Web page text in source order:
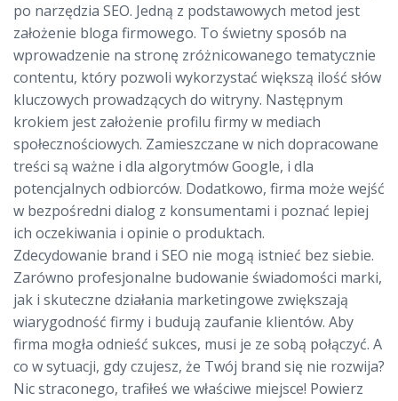
po narzędzia SEO. Jedną z podstawowych metod jest
założenie bloga firmowego. To świetny sposób na
wprowadzenie na stronę zróżnicowanego tematycznie
contentu, który pozwoli wykorzystać większą ilość słów
kluczowych prowadzących do witryny. Następnym
krokiem jest założenie profilu firmy w mediach
społecznościowych. Zamieszczane w nich dopracowane
treści są ważne i dla algorytmów Google, i dla
potencjalnych odbiorców. Dodatkowo, firma może wejść
w bezpośredni dialog z konsumentami i poznać lepiej
ich oczekiwania i opinie o produktach.
Zdecydowanie brand i SEO nie mogą istnieć bez siebie.
Zarówno profesjonalne budowanie świadomości marki,
jak i skuteczne działania marketingowe zwiększają
wiarygodność firmy i budują zaufanie klientów. Aby
firma mogła odnieść sukces, musi je ze sobą połączyć. A
co w sytuacji, gdy czujesz, że Twój brand się nie rozwija?
Nic straconego, trafiłeś we właściwe miejsce! Powierz